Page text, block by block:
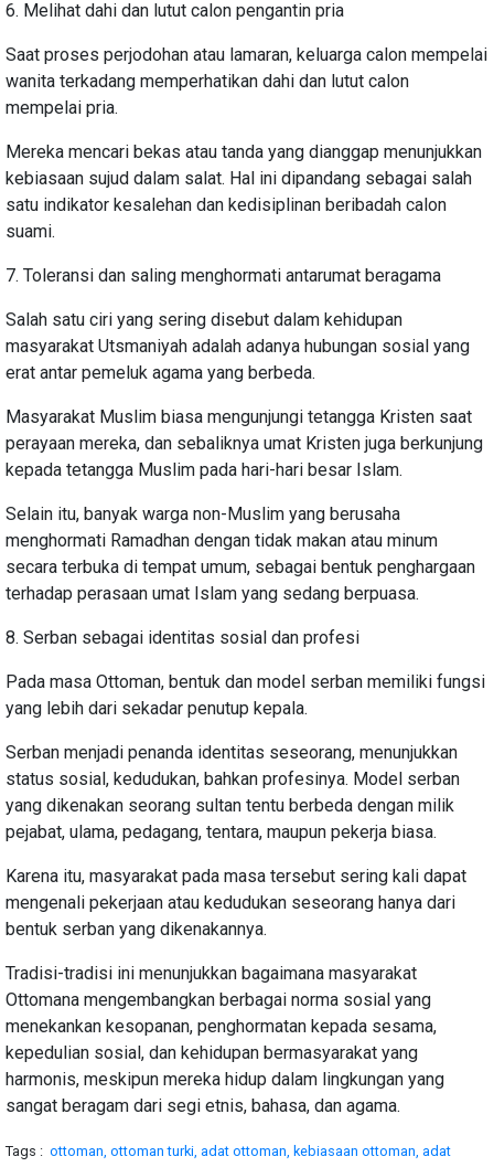
6. Melihat dahi dan lutut calon pengantin pria
Saat proses perjodohan atau lamaran, keluarga calon mempelai
wanita terkadang memperhatikan dahi dan lutut calon
mempelai pria.
Mereka mencari bekas atau tanda yang dianggap menunjukkan
kebiasaan sujud dalam salat. Hal ini dipandang sebagai salah
satu indikator kesalehan dan kedisiplinan beribadah calon
suami.
7. Toleransi dan saling menghormati antarumat beragama
Salah satu ciri yang sering disebut dalam kehidupan
masyarakat Utsmaniyah adalah adanya hubungan sosial yang
erat antar pemeluk agama yang berbeda.
Masyarakat Muslim biasa mengunjungi tetangga Kristen saat
perayaan mereka, dan sebaliknya umat Kristen juga berkunjung
kepada tetangga Muslim pada hari-hari besar Islam.
Selain itu, banyak warga non-Muslim yang berusaha
menghormati Ramadhan dengan tidak makan atau minum
secara terbuka di tempat umum, sebagai bentuk penghargaan
terhadap perasaan umat Islam yang sedang berpuasa.
8. Serban sebagai identitas sosial dan profesi
Pada masa Ottoman, bentuk dan model serban memiliki fungsi
yang lebih dari sekadar penutup kepala.
Serban menjadi penanda identitas seseorang, menunjukkan
status sosial, kedudukan, bahkan profesinya. Model serban
yang dikenakan seorang sultan tentu berbeda dengan milik
pejabat, ulama, pedagang, tentara, maupun pekerja biasa.
Karena itu, masyarakat pada masa tersebut sering kali dapat
mengenali pekerjaan atau kedudukan seseorang hanya dari
bentuk serban yang dikenakannya.
Tradisi-tradisi ini menunjukkan bagaimana masyarakat
Ottomana mengembangkan berbagai norma sosial yang
menekankan kesopanan, penghormatan kepada sesama,
kepedulian sosial, dan kehidupan bermasyarakat yang
harmonis, meskipun mereka hidup dalam lingkungan yang
sangat beragam dari segi etnis, bahasa, dan agama.
Tags : ottoman, ottoman turki, adat ottoman, kebiasaan ottoman, adat